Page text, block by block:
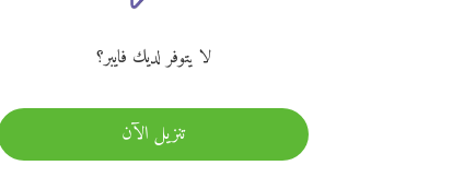
لا يتوفر لديك فايبر؟
تنزيل الآن